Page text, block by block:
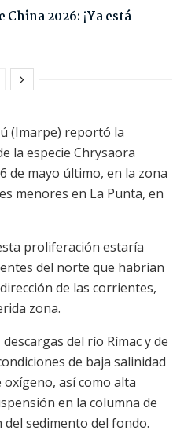
China 2026: ¡Ya está
(Imarpe) reportó la
la especie Chrysaora
de mayo último, en la zona
menores en La Punta, en
proliferación estaría
del norte que habrían
de las corrientes,
zona.
del río Rímac y de
de baja salinidad
así como alta
en la columna de
sedimento del fondo.